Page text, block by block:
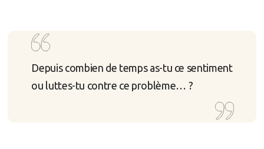
Depuis combien de temps as-tu ce sentiment
ou luttes-tu contre ce problème… ?